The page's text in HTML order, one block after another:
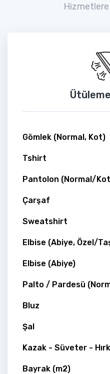
Gömlek (Normal, Kot)
Tshirt
Pantolon (Normal/
Çarşaf
Sweatshirt
Elbise (Abiye, Özel/
Elbise (Abiye)
Palto / Pardesü
Bluz
Şal
Kazak - Süveter -
Bayrak (m2)